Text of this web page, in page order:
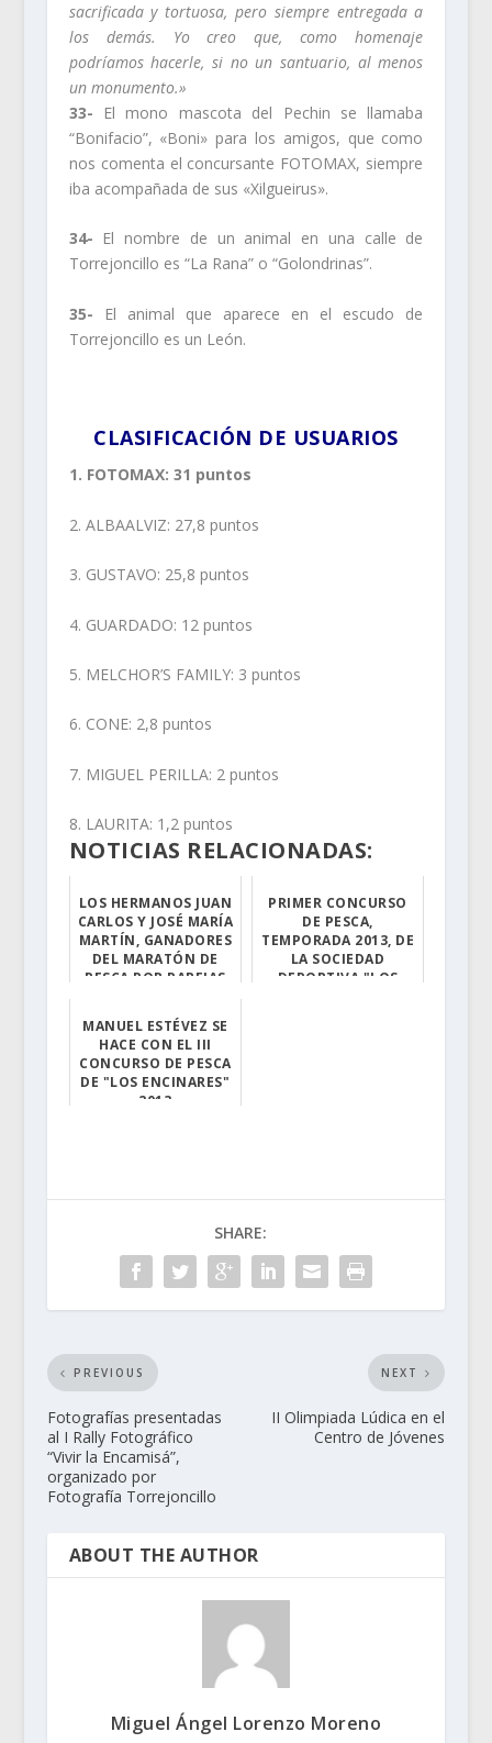
sacrificada y tortuosa, pero siempre entregada a
los demás. Yo creo que, como homenaje
podríamos hacerle, si no un santuario, al menos
un monumento.»
33- El mono mascota del Pechin se llamaba
“Bonifacio”, «Boni» para los amigos, que como
nos comenta el concursante FOTOMAX, siempre
iba acompañada de sus «Xilgueirus».
34- El nombre de un animal en una calle de
Torrejoncillo es “La Rana” o “Golondrinas”.
35- El animal que aparece en el escudo de
Torrejoncillo es un León.
CLASIFICACIÓN DE USUARIOS
1. FOTOMAX: 31 puntos
2. ALBAALVIZ: 27,8 puntos
3. GUSTAVO: 25,8 puntos
4. GUARDADO: 12 puntos
5. MELCHOR’S FAMILY: 3 puntos
6. CONE: 2,8 puntos
7. MIGUEL PERILLA: 2 puntos
8. LAURITA: 1,2 puntos
NOTICIAS RELACIONADAS:
LOS HERMANOS JUAN
CARLOS Y JOSÉ MARÍA
MARTÍN, GANADORES
DEL MARATÓN DE
PESCA POR PAREJAS
PRIMER CONCURSO
DE PESCA,
TEMPORADA 2013, DE
LA SOCIEDAD
DEPORTIVA "LOS
MANUEL ESTÉVEZ SE
HACE CON EL III
CONCURSO DE PESCA
DE "LOS ENCINARES"
2013
SHARE:
PREVIOUS
Fotografías presentadas
al I Rally Fotográfico
“Vivir la Encamisá”,
organizado por
Fotografía Torrejoncillo
NEXT
II Olimpiada Lúdica en el
Centro de Jóvenes
ABOUT THE AUTHOR
Miguel Ángel Lorenzo Moreno